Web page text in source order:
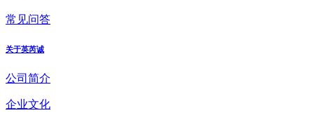
常见问答
关于英芮诚
公司简介
企业文化